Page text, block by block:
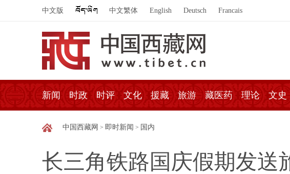
中文版 中文繁体 English Deutsch Francais
新闻 时政 时评 文化 援藏 旅游 藏医药 理论 文史
中国西藏网 > 即时新闻 > 国内
长三角铁路国庆假期发送